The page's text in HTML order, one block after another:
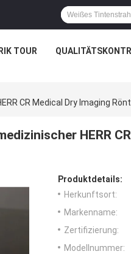
TOUR
CR Medical Dry Imaging
HERR
Produktdetails:
Herkunftsort:
Markenname:
Zertifizierung:
Modellnummer: